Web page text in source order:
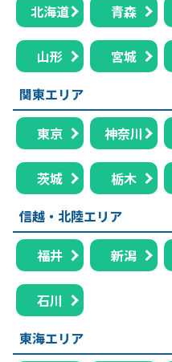
北海道 青森
山形 宮城
関東エリア
東京 神奈川
茨城 栃木
信越・北陸エリア
福井 新潟
石川
東海エリア